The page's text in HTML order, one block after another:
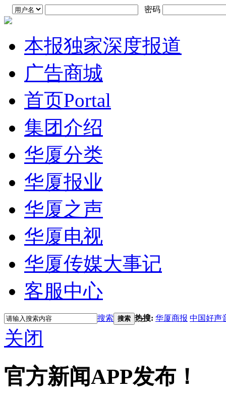
密码
本报独家深度报道
广告商城
首页Portal
集团介绍
华厦分类
华厦报业
华厦之声
华厦电视
华厦传媒大事记
客服中心
搜索 搜索 热搜: 华厦商报 中国好声
关闭
官方新闻APP发布！